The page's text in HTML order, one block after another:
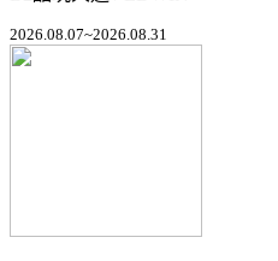
2026.08.07~2026.08.31